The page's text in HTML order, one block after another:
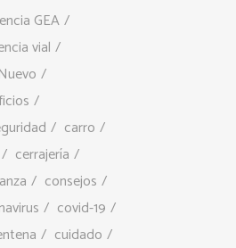
GEA
vial
carro
cerrajería
consejos
covid-19
cuidado